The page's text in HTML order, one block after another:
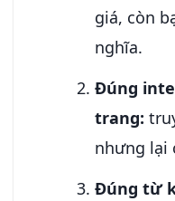
giá, còn
nghĩa.
Đúng
trang:
nhưng lại
Đúng từ